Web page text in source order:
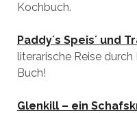
Kochbuch.
Paddy´s Speis´ und
literarische Reise durch
Buch!
Glenkill – ein